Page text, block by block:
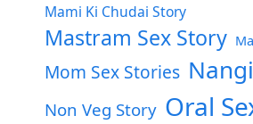
Mami Ki Chudai Story
Mastram Sex Story
Mom Sex Stories
Non Veg Story Oral